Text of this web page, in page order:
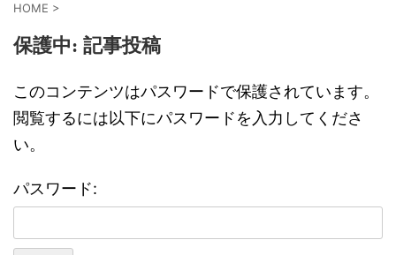
HOME >
保護中: 記事投稿
このコンテンツはパスワードで保護されています。
閲覧するには以下にパスワードを入力してくださ
い。
パスワード: